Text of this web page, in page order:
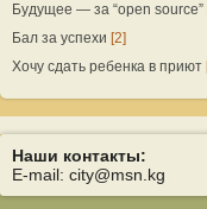
Будущее — за “open source”
Бал за успехи [2]
Хочу сдать ребенка в приют
Наши контакты:
E-mail: city@msn.kg